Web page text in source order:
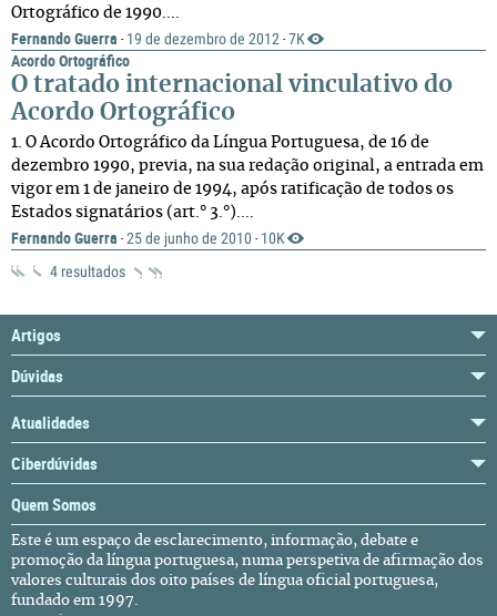
Ortográfico de 1990....
Fernando Guerra · 19 de dezembro de 2012 · 7K
Acordo Ortográfico
O tratado internacional vinculativo do
Acordo Ortográfico
1. O Acordo Ortográfico da Língua Portuguesa, de 16 de
dezembro 1990, previa, na sua redação original, a entrada em
vigor em 1 de janeiro de 1994, após ratificação de todos os
Estados signatários (art.° 3.°)....
Fernando Guerra · 25 de junho de 2010 · 10K
4 resultados
Artigos
Dúvidas
Atualidades
Ciberdúvidas
Quem Somos
Este é um espaço de esclarecimento, informação, debate e
promoção da língua portuguesa, numa perspetiva de afirmação dos
valores culturais dos oito países de língua oficial portuguesa,
fundado em 1997.